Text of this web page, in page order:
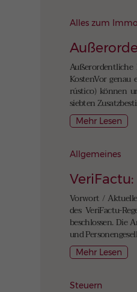
Alles zum
Außerordentliche
KostenVor
rústico) können
siebten
Mehr Lesen
Allgemeines
Vorwort /
des VeriFactu-
beschlossen. Die
und
Mehr Lesen
Steuern